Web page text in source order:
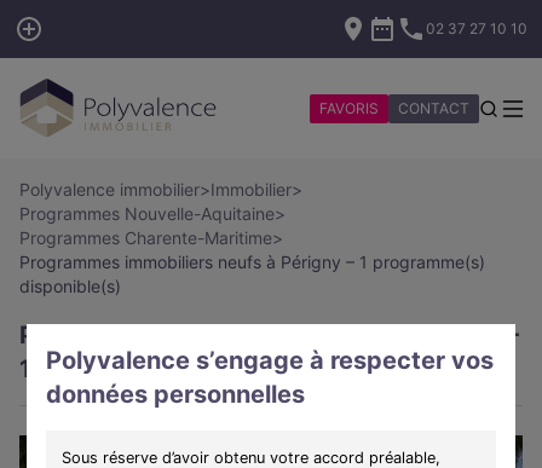
Polyvalence s’engage à respecter vos
données personnelles
Sous réserve d’avoir obtenu votre accord préalable,
02 37 27 10 10
FAVORIS CONTACT
Polyvalence immobilier>Immobilier>
Programmes Nouvelle-Aquitaine>
Programmes Charente-Maritime>
Programmes immobiliers neufs à Périgny – 1 programme(s)
disponible(s)
Programmes immobiliers neufs à Périgny –
1 programme(s) disponible(s)